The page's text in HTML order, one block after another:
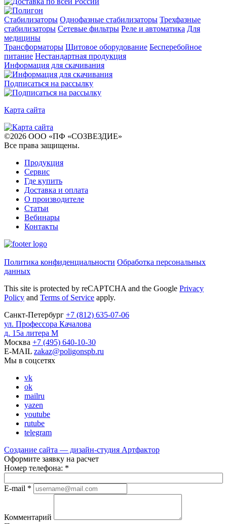
Стабилизаторы Однофазные стабилизаторы Трехфазные
стабилизаторы Сетевые фильтры Реле и автоматика Для
медицины
Трансформаторы Щитовое оборудование Бесперебойное
питание Нестандартная продукция
Информация для скачивания
Подписаться на рассылку
Карта сайта
©2026 ООО «ПФ «СОЗВЕЗДИЕ»
Все права защищены.
Продукция
Сервис
Где купить
Доставка и оплата
О производителе
Статьи
Вебинары
Контакты
Политика конфиденциальности Обработка персональных
данных
This site is protected by reCAPTCHA and the Google Privacy
Policy and Terms of Service apply.
Санкт-Петербург +7 (812) 635-07-06
ул. Профессора Качалова
д. 15а литера М
Москва +7 (495) 640-10-30
E-MAIL zakaz@poligonspb.ru
Мы в соцсетях
vk
ok
mailru
yazen
youtube
rutube
telegram
Создание сайта — дизайн-студия Артфактор
Оформите заявку на расчет
Номер телефона: *
E-mail *
Комментарий